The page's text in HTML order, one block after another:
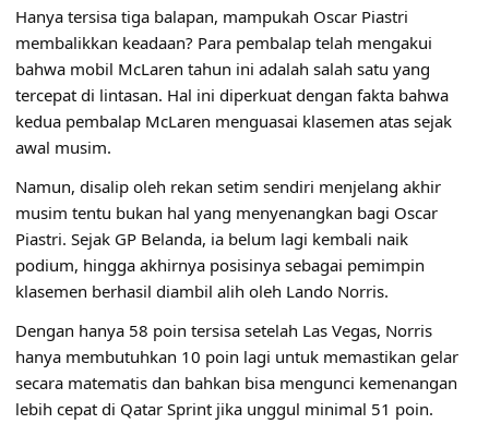
Hanya tersisa tiga balapan, mampukah Oscar Piastri
membalikkan keadaan? Para pembalap telah mengakui
bahwa mobil McLaren tahun ini adalah salah satu yang
tercepat di lintasan. Hal ini diperkuat dengan fakta bahwa
kedua pembalap McLaren menguasai klasemen atas sejak
awal musim.
Namun, disalip oleh rekan setim sendiri menjelang akhir
musim tentu bukan hal yang menyenangkan bagi Oscar
Piastri. Sejak GP Belanda, ia belum lagi kembali naik
podium, hingga akhirnya posisinya sebagai pemimpin
klasemen berhasil diambil alih oleh Lando Norris.
Dengan hanya 58 poin tersisa setelah Las Vegas, Norris
hanya membutuhkan 10 poin lagi untuk memastikan gelar
secara matematis dan bahkan bisa mengunci kemenangan
lebih cepat di Qatar Sprint jika unggul minimal 51 poin.